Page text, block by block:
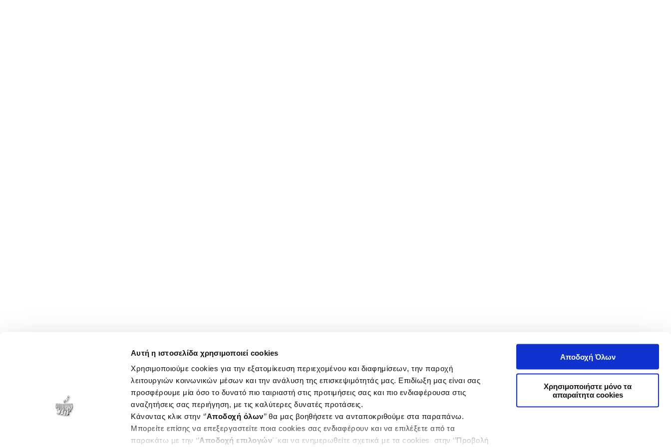
Αυτή η ιστοσελίδα χρησιμοποιεί cookies
Χρησιμοποιούμε cookies για την εξατομίκευση περιεχομένου και διαφημίσεων, την παροχή
λειτουργιών κοινωνικών μέσων και την ανάλυση της επισκεψιμότητάς μας. Επιδίωξη μας είναι σας
προσφέρουμε μία όσο το δυνατό πιο ταιριαστή στις προτιμήσεις σας και πιο ενδιαφέρουσα στις
αναζητήσεις σας περιήγηση, με τις καλύτερες δυνατές προτάσεις.
Κάνοντας κλικ στην ‘’Αποδοχή όλων’’ θα μας βοηθήσετε να ανταποκριθούμε στα παραπάνω.
Μπορείτε επίσης να επεξεργαστείτε ποια cookies σας ενδιαφέρουν και να επιλέξετε από τα
παρακάτω με την ‘’Αποδοχή επιλογών΄΄και να ενημερωθείτε σχετικά με τα cookies στην ‘’Προβολή
Αποδοχή Όλων
Χρησιμοποιήστε μόνο τα
απαραίτητα cookies